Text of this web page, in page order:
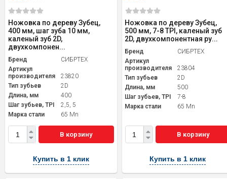
Ножовка по дереву Зубец,
400 мм, шаг зуба 10 мм,
каленый зуб 2D,
двухкомпонен...
Бренд
СИБРТЕХ
Артикул
производителя
23820
Тип зубьев
2D
Длина, мм
400
Шаг зубьев, TPI
2,5, 5
Марка стали
65 Mn
В корзину
Купить в 1 клик
Ножовка по дереву Зубец,
500 мм, 7-8 TPI, каленый зуб
2D, двухкомпонентная ру...
Бренд
СИБРТЕХ
Артикул
производителя
23804
Тип зубьев
2D
Длина, мм
500
Шаг зубьев, TPI
7-8
Марка стали
65 Mn
В корзину
Купить в 1 клик